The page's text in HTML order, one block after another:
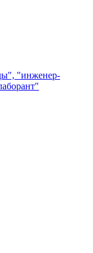
"инженер-